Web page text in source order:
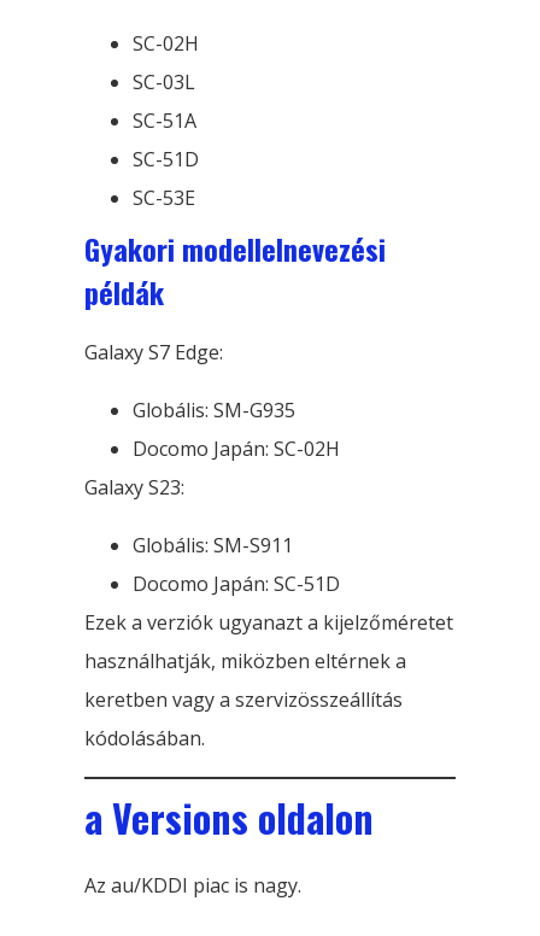
SC-02H
SC-03L
SC-51A
SC-51D
SC-53E
Gyakori modellelnevezési
példák
Galaxy S7 Edge:
Globális: SM-G935
Docomo Japán: SC-02H
Galaxy S23:
Globális: SM-S911
Docomo Japán: SC-51D
Ezek a verziók ugyanazt a kijelzőméretet
használhatják, miközben eltérnek a
keretben vagy a szervizösszeállítás
kódolásában.
a Versions oldalon
Az au/KDDI piac is nagy.